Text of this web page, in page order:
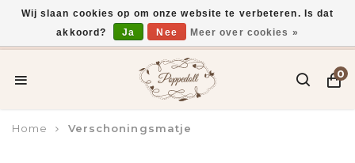
Voor 15:00 uur besteld, vandaag verzonden*
0
Home Verschoningsmatje
Wij slaan cookies op om onze website te verbeteren. Is dat
akkoord?
Ja Nee Meer over cookies »